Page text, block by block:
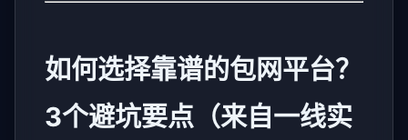
如何选择靠谱的包网平台？
3个避坑要点（来自一线实